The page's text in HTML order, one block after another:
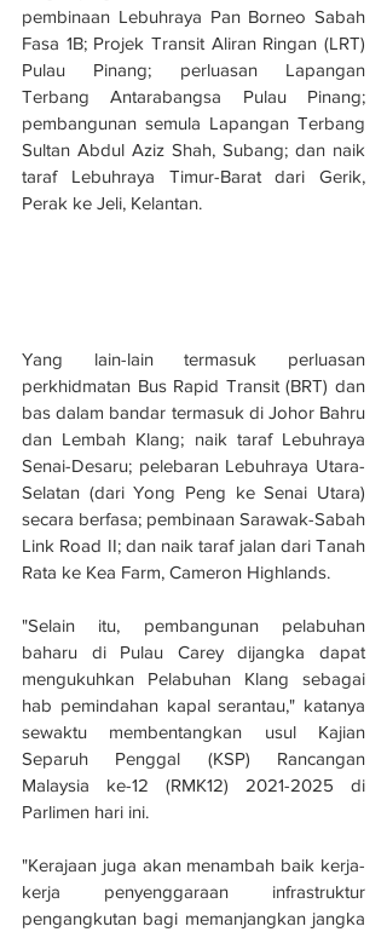
pembinaan Lebuhraya Pan Borneo Sabah
Fasa 1B; Projek Transit Aliran Ringan (LRT)
Pulau Pinang; perluasan Lapangan
Terbang Antarabangsa Pulau Pinang;
pembangunan semula Lapangan Terbang
Sultan Abdul Aziz Shah, Subang; dan naik
taraf Lebuhraya Timur-Barat dari Gerik,
Perak ke Jeli, Kelantan.
Yang lain-lain termasuk perluasan
perkhidmatan Bus Rapid Transit (BRT) dan
bas dalam bandar termasuk di Johor Bahru
dan Lembah Klang; naik taraf Lebuhraya
Senai-Desaru; pelebaran Lebuhraya Utara-
Selatan (dari Yong Peng ke Senai Utara)
secara berfasa; pembinaan Sarawak-Sabah
Link Road II; dan naik taraf jalan dari Tanah
Rata ke Kea Farm, Cameron Highlands.
"Selain itu, pembangunan pelabuhan
baharu di Pulau Carey dijangka dapat
mengukuhkan Pelabuhan Klang sebagai
hab pemindahan kapal serantau," katanya
sewaktu membentangkan usul Kajian
Separuh Penggal (KSP) Rancangan
Malaysia ke-12 (RMK12) 2021-2025 di
Parlimen hari ini.
"Kerajaan juga akan menambah baik kerja-
kerja penyenggaraan infrastruktur
pengangkutan bagi memanjangkan jangka